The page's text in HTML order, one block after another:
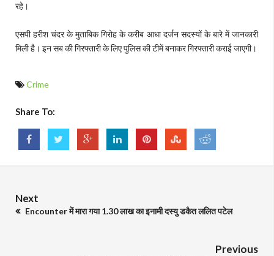
रहे।
एसपी हरीश चंदर के मुताबिक गिरोह के करीब आधा दर्जन सदस्यों के बारे में जानकारी
मिली है। इन सब की गिरफ्तारी के लिए पुलिस की टीमें बनाकर गिरफ्तारी कराई जाएगी।
Crime
Share To:
Next
Encounter में मारा गया 1.30 लाख का इनामी दस्यु डकैत ललित पटेल
Previous